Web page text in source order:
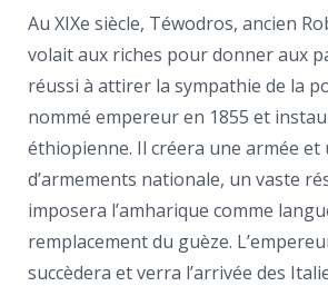
Au XIXe siècle, Téwodros, ancien
volait aux riches pour donner aux
réussi à attirer la sympathie de la
nommé empereur en 1855 et
éthiopienne. Il créera une armée et
d’armements nationale, un vaste
imposera l’amharique comme
remplacement du guèze.
succèdera et verra l’arrivée des